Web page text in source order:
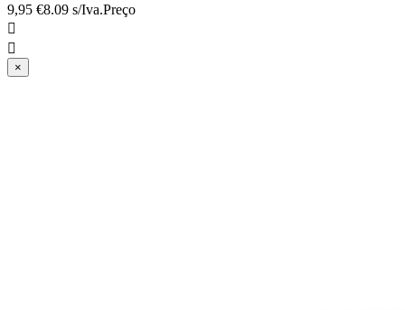
9,95 €8.09 s/Iva.Preço


×